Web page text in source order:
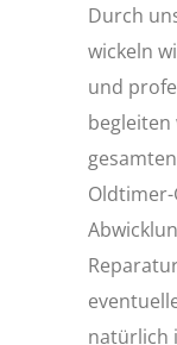
Durch
wickeln
und
begleiten
natürlich